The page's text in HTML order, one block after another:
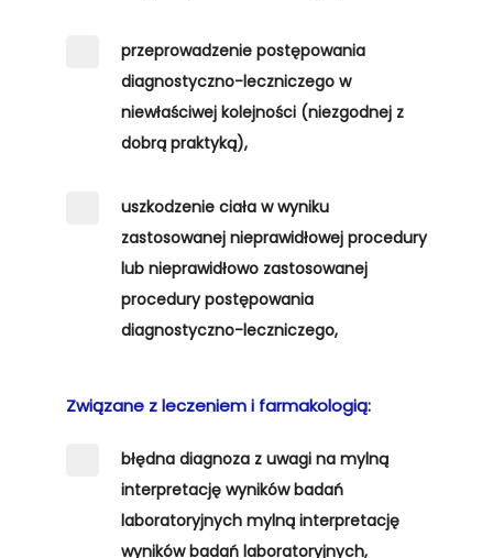
przeprowadzenie postępowania
diagnostyczno-leczniczego w
niewłaściwej kolejności (niezgodnej z
dobrą praktyką),
uszkodzenie ciała w wyniku
zastosowanej nieprawidłowej procedury
lub nieprawidłowo zastosowanej
procedury postępowania
diagnostyczno-leczniczego,
Związane z leczeniem i farmakologią:
błędna diagnoza z uwagi na mylną
interpretację wyników badań
laboratoryjnych mylną interpretację
wyników badań laboratoryjnych,